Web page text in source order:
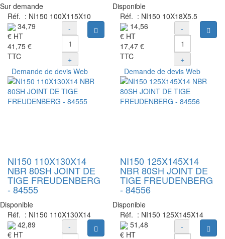
Sur demande
Réf. : NI150 100X115X10
34,79
€ HT
41,75 €
TTC
-
+
Ajouter au panier
Disponible
Réf. : NI150 10X18X5.5
14,56
€ HT
17,47 €
TTC
-
+
Demande de devis Web
NI150 110X130X14
NBR 80SH JOINT DE
TIGE FREUDENBERG
- 84555
Disponible
Réf. : NI150 110X130X14
42,89
€ HT
- Ajouter au panier
Demande de devis Web
NI150 125X145X14
NBR 80SH JOINT DE
TIGE FREUDENBERG
- 84556
Disponible
Réf. : NI150 125X145X14
51,48
€ HT
-